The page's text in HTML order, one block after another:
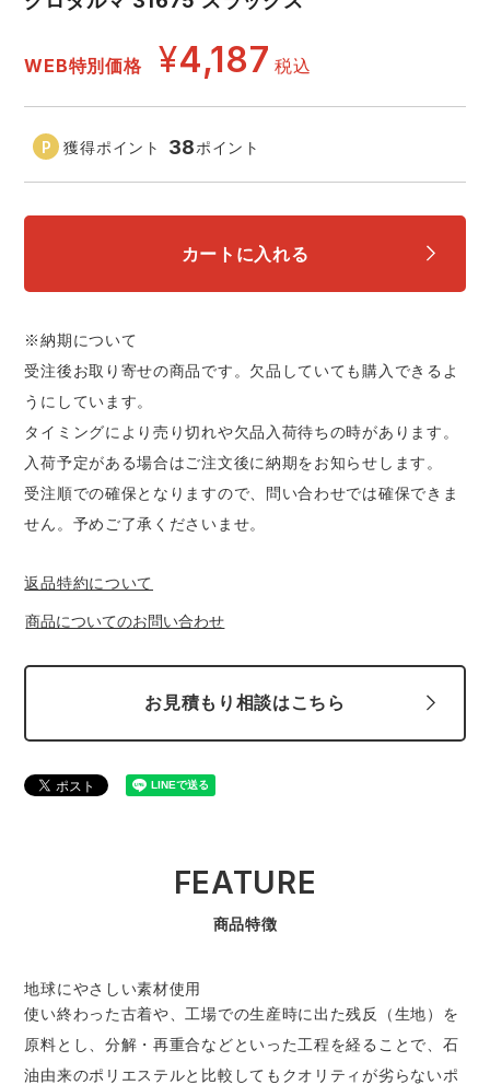
鞄・バッグ
つなぎ
ファン付き作業着・空調服
コーコス ランキング
ニット
ファン付きウェア
防寒
ニオイクリア タカヤ商事
サンエス
スターライト工業
弘進ゴム 藤井電工
福山ゴム工業
WEB特別価格 ¥4,187 税込
獲得ポイント 38ポイント
カートに入れる
※納期について
受注後お取り寄せの商品です。欠品していても購入できるよ
うにしています。
タイミングにより売り切れや欠品入荷待ちの時があります。
入荷予定がある場合はご注文後に納期をお知らせします。
受注順での確保となりますので、問い合わせでは確保できま
せん。予めご了承くださいませ。
返品特約について
商品についてのお問い合わせ
お見積もり相談はこちら
FEATURE
商品特徴
地球にやさしい素材使用
使い終わった古着や、工場での生産時に出た残反（生地）を
原料とし、分解・再重合などといった工程を経ることで、石
油由来のポリエステルと比較してもクオリティが劣らないポ